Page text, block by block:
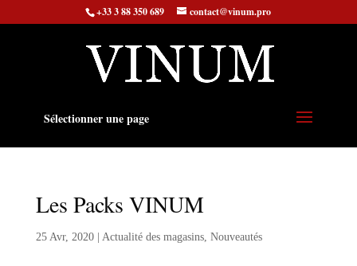
+33 3 88 350 689 contact@vinum.pro
Sélectionner une page
Les Packs VINUM
25 Avr, 2020| Actualité des magasins, Nouveautés